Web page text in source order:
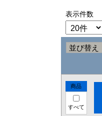
表示件数
並び替え
商品
すべて